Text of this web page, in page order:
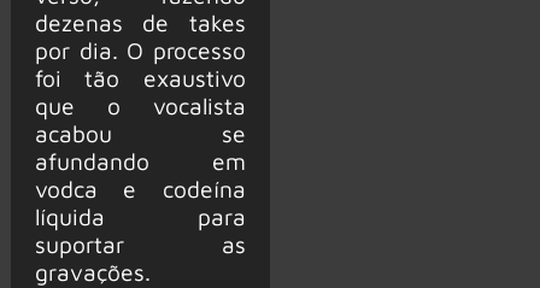
dezenas de takes
por dia. O processo
foi tão exaustivo
que o vocalista
acabou se
afundando em
vodca e codeína
líquida para
suportar as
gravações.